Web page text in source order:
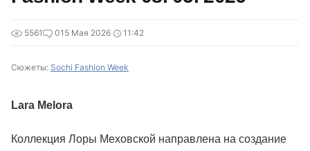
5561 015 Мая 2026 11:42
Сюжеты: Sochi Fashion Week
Lara Melora
Коллекция Лоры Меховской направлена на создание